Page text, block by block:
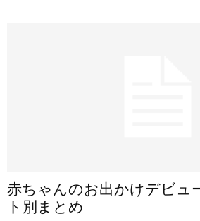
赤ちゃんのお出かけデビュ
ト別まとめ